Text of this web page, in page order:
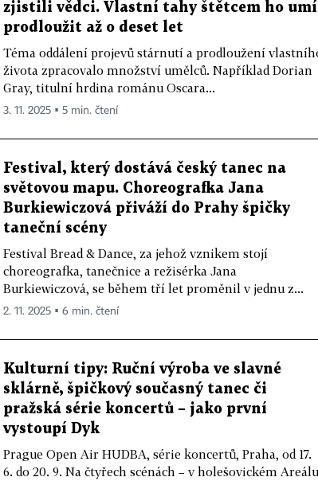
zjistili vědci. Vlastní tahy štětcem ho umí
prodloužit až o deset let
Téma oddálení projevů stárnutí a prodloužení
života zpracovalo množství umělců. Například Dorian
Gray, titulní hrdina románu Oscara...
3. 11. 2025 ▪ 5 min. čtení
Festival, který dostává český tanec na
světovou mapu. Choreografka Jana
Burkiewiczová přiváží do Prahy špičky
taneční scény
Festival Bread & Dance, za jehož vznikem stojí
choreografka, tanečnice a režisérka Jana
Burkiewiczová, se během tří let proměnil v jednu z...
2. 11. 2025 ▪ 6 min. čtení
Kulturní tipy: Ruční výroba ve slavné
sklárně, špičkový současný tanec či
pražská série koncertů – jako první
vystoupí Dyk
Prague Open Air HUDBA, série koncertů, Praha, od 17.
6. do 20. 9. Na čtyřech scénách – v holešovickém Areálu